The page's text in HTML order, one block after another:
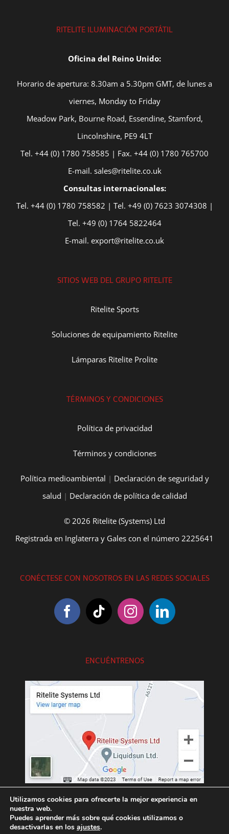
RITELITE ILUMINACIÓN PORTÁTIL
Oficina del Reino Unido:
Horario de apertura: 8.30am a 5.30pm GMT, de lunes a
viernes, Monday to Friday
Meadow Park, Bourne Road, Essendine, Stamford,
Lincolnshire, PE9 4LT
Tel. +44 (0) 1780 758585 | Fax. +44 (0) 1780 765700
E-mail. sales@ritelite.co.uk
Consultas internacionales:
Tel. +44 (0) 1780 758582 | Tel. +49 (0) 7623 3074308 |
Tel. +49 (0) 1764 5822464
E-mail. export@ritelite.co.uk
SITIOS WEB DEL GRUPO RITELITE
Ritelite Sports
Soluciones de equipamiento Ritelite
Lámparas Ritelite Prolite
TÉRMINOS Y CONDICIONES
Política de privacidad
Términos y condiciones
Política medioambiental | Declaración de seguridad y
salud | Declaración de política de calidad
© 2026 Ritelite (Systems) Ltd
Registrada en Inglaterra y Gales con el número 2225641
CONÉCTESE CON NOSOTROS EN LAS REDES SOCIALES
ENCUÉNTRENOS
Utilizamos cookies para ofrecerte la mejor experiencia en
nuestra web.
Puedes aprender más sobre qué cookies utilizamos o
desactivarlas en los ajustes.